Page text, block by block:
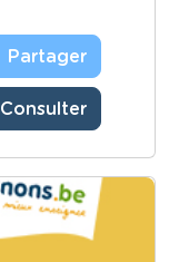
Partager
Consulter